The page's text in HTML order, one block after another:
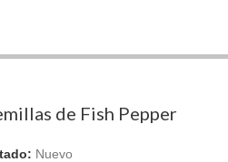
de Fish Pepper
Nuevo